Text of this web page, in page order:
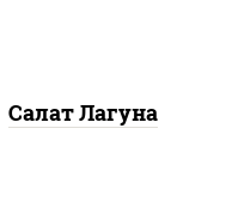
Салат Лагуна